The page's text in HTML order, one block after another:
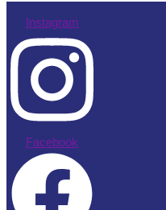
Instagram
Facebook